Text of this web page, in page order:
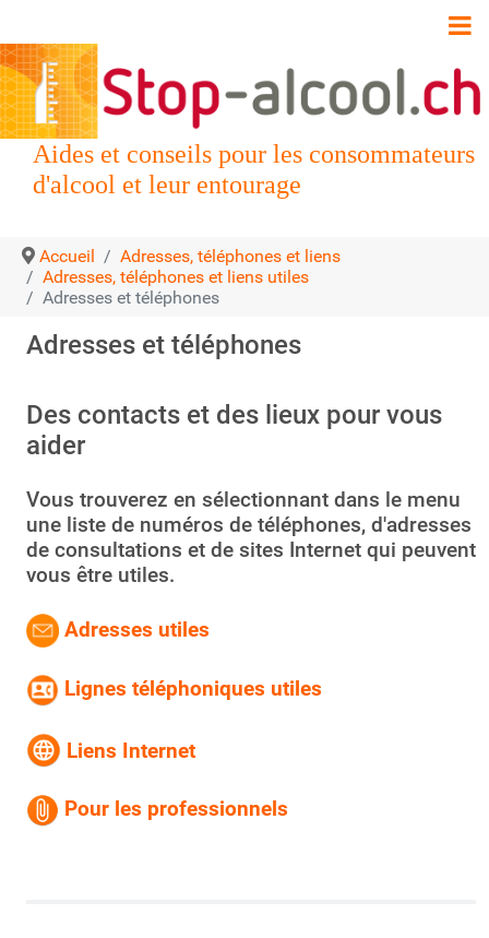
Aides et conseils pour les consommateurs
d'alcool et leur entourage
Accueil
Adresses, téléphones et liens
Adresses, téléphones et liens utiles
Adresses et téléphones
Adresses et téléphones
Des contacts et des lieux pour vous
aider
Vous trouverez en sélectionnant dans le menu
une liste de numéros de téléphones, d'adresses
de consultations et de sites Internet qui peuvent
vous être utiles.
Adresses utiles
Lignes téléphoniques utiles
Liens Internet
Pour les professionnels